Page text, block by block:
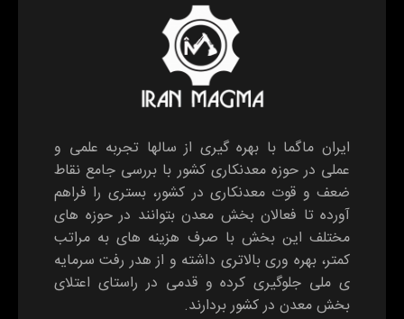
ایران ماگما با بهره گیری از سالها تجربه علمی و
عملی در حوزه معدنکاری کشور با بررسی جامع نقاط
ضعف و قوت معدنکاری در کشور، بستری را فراهم
آورده تا فعالان بخش معدن بتوانند در حوزه های
مختلف این بخش با صرف هزینه های به مراتب
کمتر، بهره وری بالاتری داشته و از هدر رفت سرمایه
ی ملی جلوگیری کرده و قدمی در راستای اعتلای
بخش معدن در کشور بردارند.